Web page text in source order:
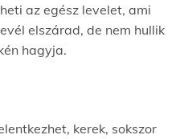
az egész levelet, ami
elszárad, de nem hullik
hagyja.
kerek, sokszor